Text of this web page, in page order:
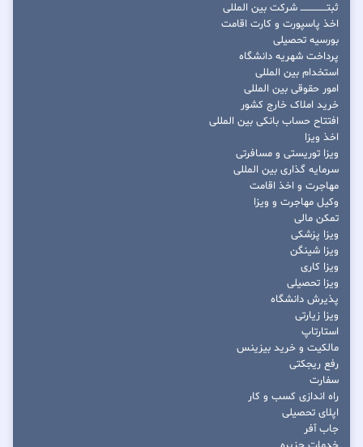
ثبتــــــــــــــــ شرکت بین المللی
اخذ پاسپورت و کارت اقامت
بورسیه تحصیلی
پرداخت شهریه دانشگاه
استخدام بین المللی
امور حقوقی بین المللی
خرید املاک خارج کشور
افتتاح حساب بانکی بین المللی
اخذ ویزا
ویزا توریستی و مسافرتی
سرمایه گذاری بین المللی
مهاجرت و اخذ اقامت
وکیل مهاجرت و ویزا
تمکن مالی
ویزا پزشکی
ویزا شینگن
ویزا کاری
ویزا تحصیلی
پذیرش دانشگاه
ویزا زیارتی
استارتاپ
مالکیت و خرید بیزینس
رفع ریجکتی
سفارت
راه اندازی کسب و کار
اپلای تحصیلی
جاب آفر